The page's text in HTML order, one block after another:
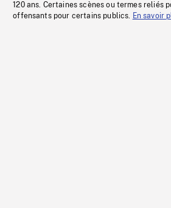
120 ans. Certaines scènes ou termes reliés
offensants pour certains publics. En savoir